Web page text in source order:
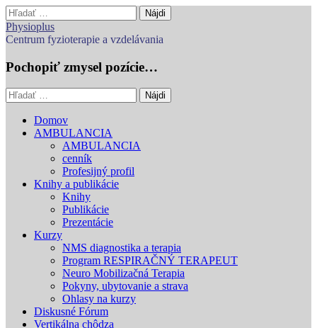
Hľadať:
Physioplus
Centrum fyzioterapie a vzdelávania
Pochopiť zmysel pozície…
Hľadať:
Main
menu
Skip
Domov
AMBULANCIA
AMBULANCIA
cenník
Profesijný profil
Knihy a publikácie
Knihy
Publikácie
Prezentácie
Kurzy
NMS diagnostika a terapia
Program RESPIRAČNÝ TERAPEUT
Neuro Mobilizačná Terapia
Pokyny, ubytovanie a strava
Ohlasy na kurzy
Diskusné Fórum
Vertikálna chôdza